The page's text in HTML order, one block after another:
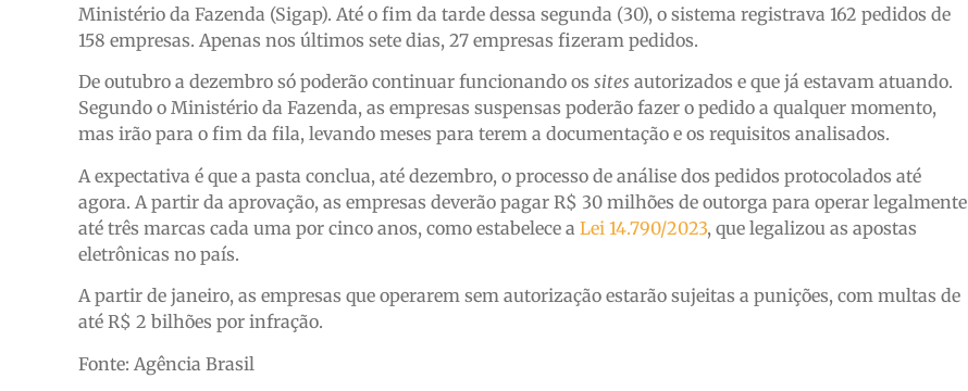
Ministério da Fazenda (Sigap). Até o fim da tarde dessa segunda (30), o sistema registrava 162 pedidos de
158 empresas. Apenas nos últimos sete dias, 27 empresas fizeram pedidos.
De outubro a dezembro só poderão continuar funcionando os sites autorizados e que já estavam atuando.
Segundo o Ministério da Fazenda, as empresas suspensas poderão fazer o pedido a qualquer momento,
mas irão para o fim da fila, levando meses para terem a documentação e os requisitos analisados.
A expectativa é que a pasta conclua, até dezembro, o processo de análise dos pedidos protocolados até
agora. A partir da aprovação, as empresas deverão pagar R$ 30 milhões de outorga para operar legalmente
até três marcas cada uma por cinco anos, como estabelece a Lei 14.790/2023, que legalizou as apostas
eletrônicas no país.
A partir de janeiro, as empresas que operarem sem autorização estarão sujeitas a punições, com multas de
até R$ 2 bilhões por infração.
Fonte: Agência Brasil